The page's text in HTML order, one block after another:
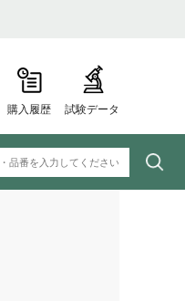
購入履歴 試験データ